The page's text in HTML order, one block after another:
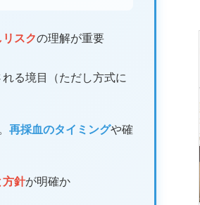
スクの理解が重要
れる境目（ただし方式に
再採血のタイミングや確
針が明確か